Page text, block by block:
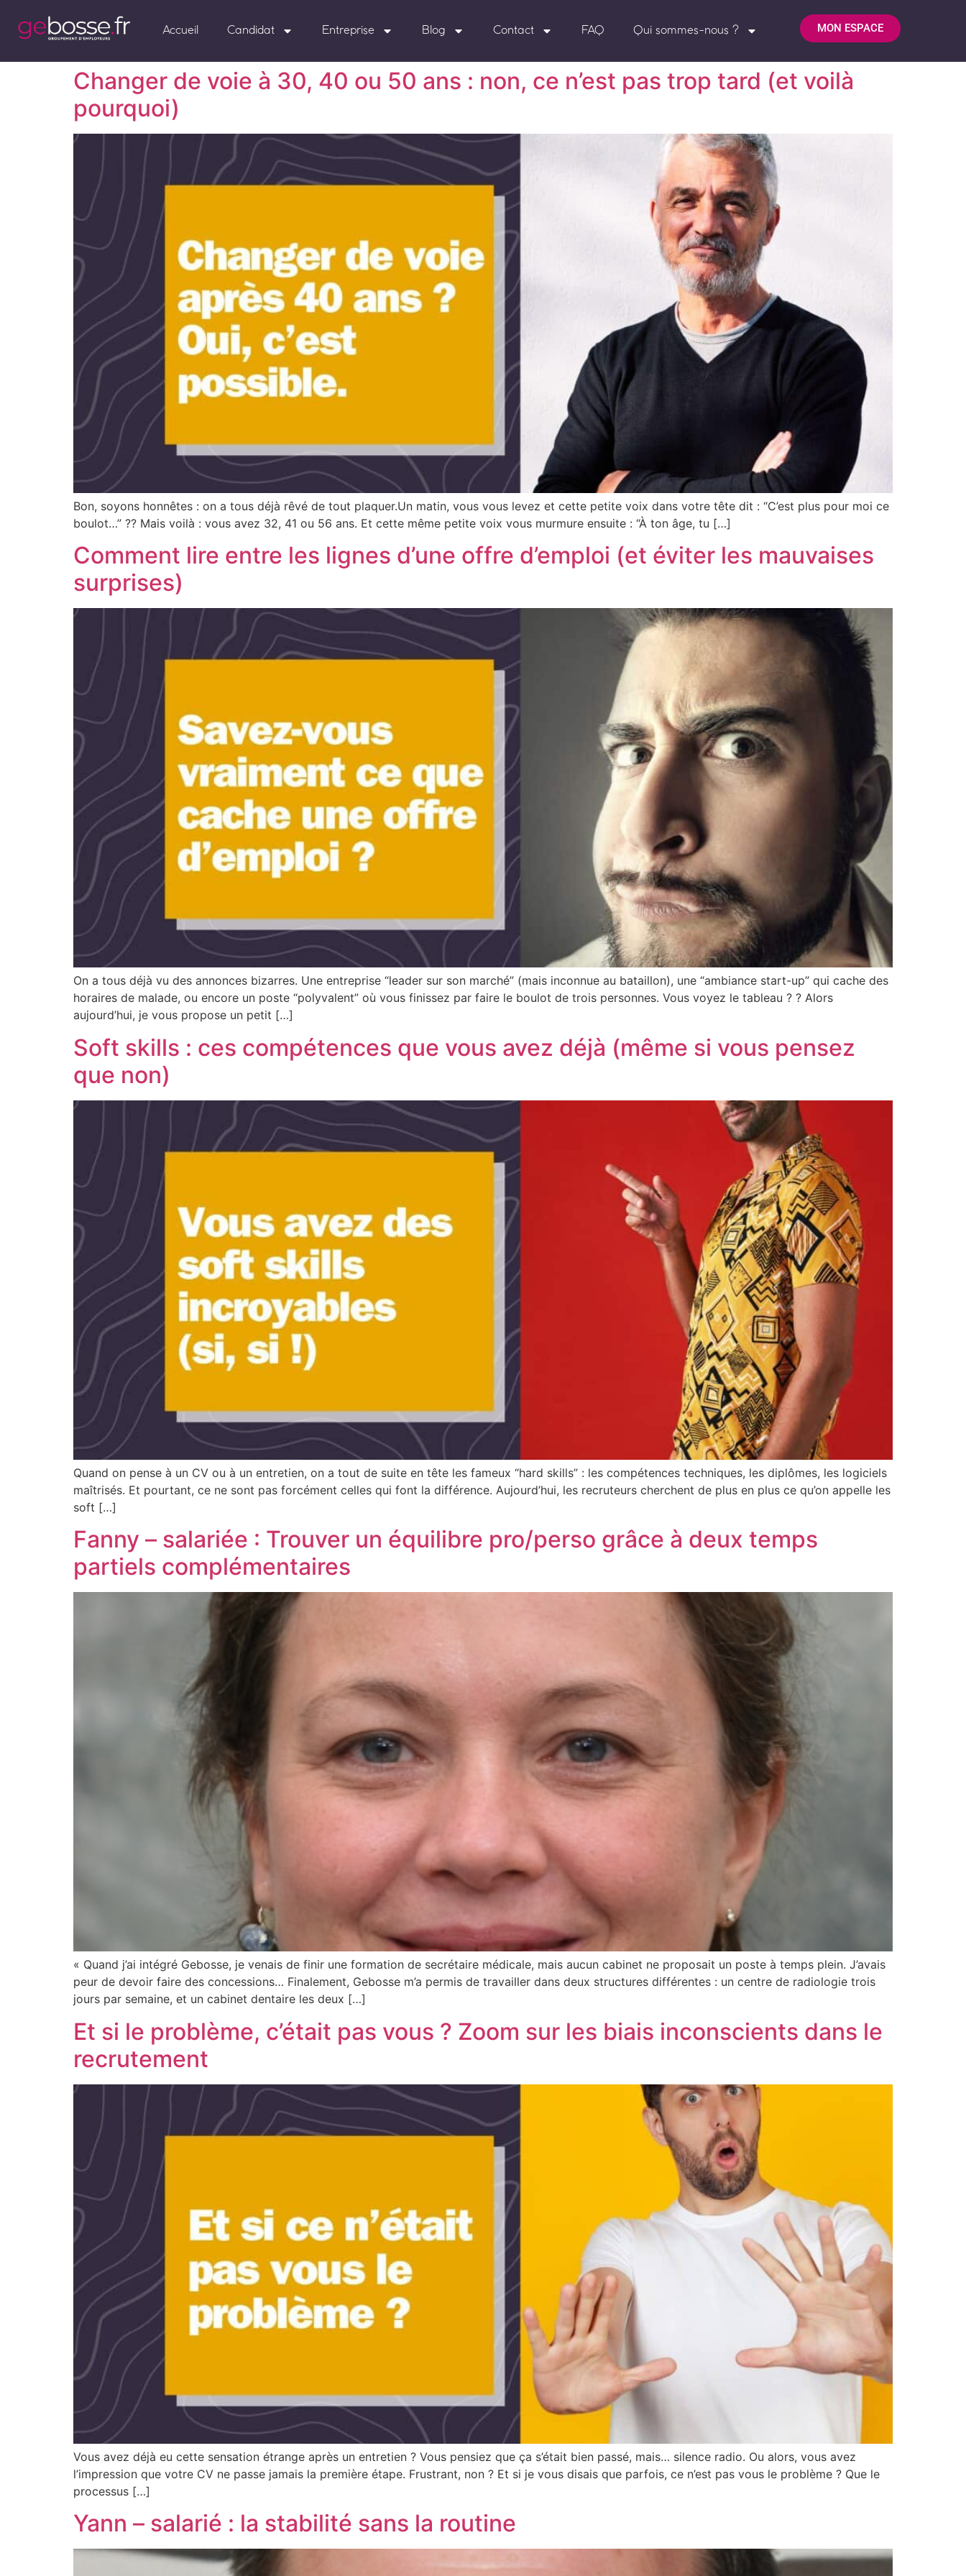
Accueil Candidat Entreprise Blog Contact FAQ Qui sommes-nous ? MON ESPACE
Changer de voie à 30, 40 ou 50 ans : non, ce n’est pas trop tard (et voilà
pourquoi)
Bon, soyons honnêtes : on a tous déjà rêvé de tout plaquer.Un matin, vous vous levez et cette petite voix dans votre tête dit : “C’est plus pour moi ce
boulot…” ?‍?️ Mais voilà : vous avez 32, 41 ou 56 ans. Et cette même petite voix vous murmure ensuite : “À ton âge, tu […]
Comment lire entre les lignes d’une offre d’emploi (et éviter les mauvaises
surprises)
On a tous déjà vu des annonces bizarres. Une entreprise “leader sur son marché” (mais inconnue au bataillon), une “ambiance start-up” qui cache des
horaires de malade, ou encore un poste “polyvalent” où vous finissez par faire le boulot de trois personnes. Vous voyez le tableau ? ? Alors
aujourd’hui, je vous propose un petit […]
Soft skills : ces compétences que vous avez déjà (même si vous pensez
que non)
Quand on pense à un CV ou à un entretien, on a tout de suite en tête les fameux “hard skills” : les compétences techniques, les diplômes, les logiciels
maîtrisés. Et pourtant, ce ne sont pas forcément celles qui font la différence. Aujourd’hui, les recruteurs cherchent de plus en plus ce qu’on appelle les
soft […]
Fanny – salariée : Trouver un équilibre pro/perso grâce à deux temps
partiels complémentaires
« Quand j’ai intégré Gebosse, je venais de finir une formation de secrétaire médicale, mais aucun cabinet ne proposait un poste à temps plein. J’avais
peur de devoir faire des concessions… Finalement, Gebosse m’a permis de travailler dans deux structures différentes : un centre de radiologie trois
jours par semaine, et un cabinet dentaire les deux […]
Et si le problème, c’était pas vous ? Zoom sur les biais inconscients dans le
recrutement
Vous avez déjà eu cette sensation étrange après un entretien ? Vous pensiez que ça s’était bien passé, mais… silence radio. Ou alors, vous avez
l’impression que votre CV ne passe jamais la première étape. Frustrant, non ? Et si je vous disais que parfois, ce n’est pas vous le problème ? Que le
processus […]
Yann – salarié : la stabilité sans la routine